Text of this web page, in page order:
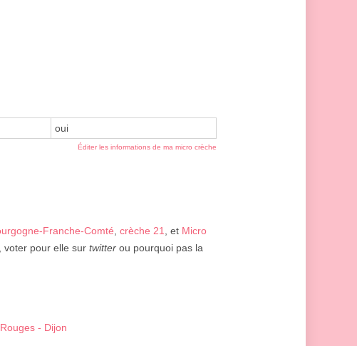
oui
Éditer les informations de ma micro crèche
Franche-Comté, crèche 21, et Micro
voter pour elle sur twitter ou pourquoi pas la
- Dijon